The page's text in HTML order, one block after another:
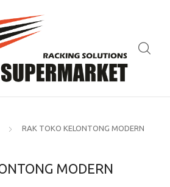
RAK TOKO KELONTONG MODERN
MODERN